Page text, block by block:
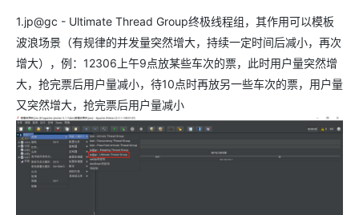
1.jp@gc - Ultimate Thread Group终极线程组，其作用可以模板
波浪场景（有规律的并发量突然增大，持续一定时间后减小，再次
增大），例：12306上午9点放某些车次的票，此时用户量突然增
大，抢完票后用户量减小，待10点时再放另一些车次的票，用户量
又突然增大，抢完票后用户量减小